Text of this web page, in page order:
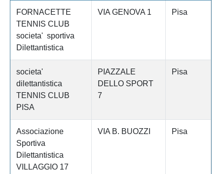
FORNACETTE
TENNIS CLUB
societa' sportiva
Dilettantistica
VIA GENOVA 1 Pisa
societa'
dilettantistica
TENNIS CLUB
PISA
PIAZZALE
DELLO SPORT
7
Pisa
Associazione
Sportiva
Dilettantistica
VILLAGGIO 17
VIA B. BUOZZI Pisa